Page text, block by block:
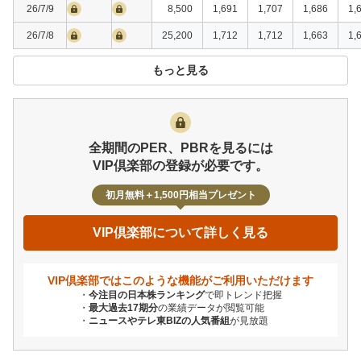
26/7/9 8,500 1,691 1,707 1,686
26/7/8 25,200 1,712 1,712 1,663
もっと見る
全期間のPER、PBRを見るには
VIP倶楽部の登録が必要です。
初月無料＋1,500円相当プレゼント
VIP倶楽部について詳しく見る
VIP倶楽部ではこのような機能がご利用いただけます
今注目の日本株ランキングで即トレンド把握
最大過去17期分の業績データが閲覧可能
ニュースやテレ東BIZの人気番組が見放題